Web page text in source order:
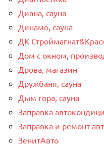
Диана, сауна
Динамо, сауна
ДК
Дом с окном,
Дрова, магазин
Дружбаня, сауна
Дым гора, сауна
Заправка
Заправка и ремонт
ЗенитАвто